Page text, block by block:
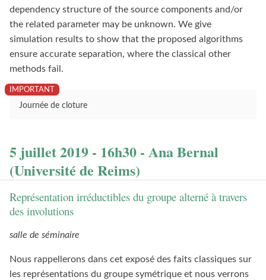
dependency structure of the source components and/or
the related parameter may be unknown. We give
simulation results to show that the proposed algorithms
ensure accurate separation, where the classical other
methods fail.
Journée de cloture
5 juillet 2019 - 16h30 - Ana Bernal
(Université de Reims)
Représentation irréductibles du groupe alterné à travers
des involutions
salle de séminaire
Nous rappellerons dans cet exposé des faits classiques sur
les représentations du groupe symétrique et nous verrons